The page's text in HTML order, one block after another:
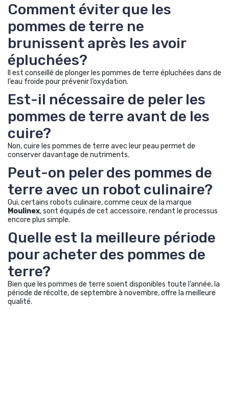
Comment éviter que les
pommes de terre ne
brunissent après les avoir
épluchées?
Il est conseillé de plonger les pommes de terre épluchées dans de
l’eau froide pour prévenir l’oxydation.
Est-il nécessaire de peler les
pommes de terre avant de les
cuire?
Non, cuire les pommes de terre avec leur peau permet de
conserver davantage de nutriments.
Peut-on peler des pommes de
terre avec un robot culinaire?
Oui, certains robots culinaire, comme ceux de la marque
Moulinex, sont équipés de cet accessoire, rendant le processus
encore plus simple.
Quelle est la meilleure période
pour acheter des pommes de
terre?
Bien que les pommes de terre soient disponibles toute l’année, la
période de récolte, de septembre à novembre, offre la meilleure
qualité.